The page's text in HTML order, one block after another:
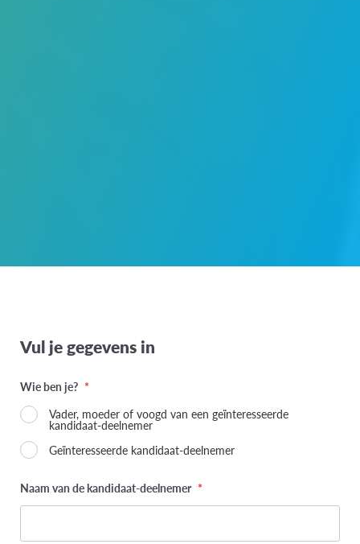
Vul je gegevens in
Wie ben je? *
Vader, moeder of voogd van een geïnteresseerde
kandidaat-deelnemer
Geïnteresseerde kandidaat-deelnemer
Naam van de kandidaat-deelnemer *